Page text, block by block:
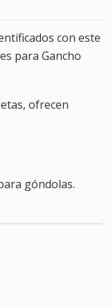
con este
para Gancho
ofrecen
góndolas.